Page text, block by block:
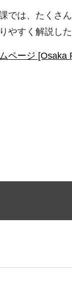
では、たくさ
やすく解説し
ページ [Osaka